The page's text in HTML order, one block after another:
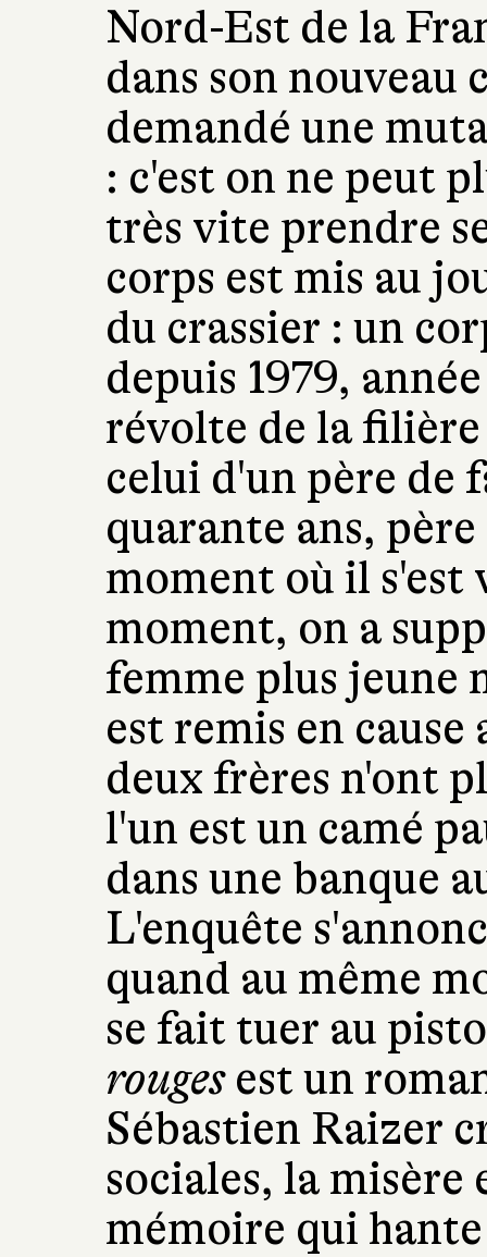
Nord-Est de la
dans son
demandé une
: c'est on ne peut
très vite prendre
corps est mis au
du crassier : un
depuis 1979,
révolte de la
celui d'un père de
quarante ans,
moment où il s'est
moment, on a
femme plus jeune
est remis en cause
deux frères n'ont
l'un est un camé
dans une banque
L'enquête
quand au même
se fait tuer au
rougesest un
Sébastien Raizer
sociales, la misère
mémoire qui